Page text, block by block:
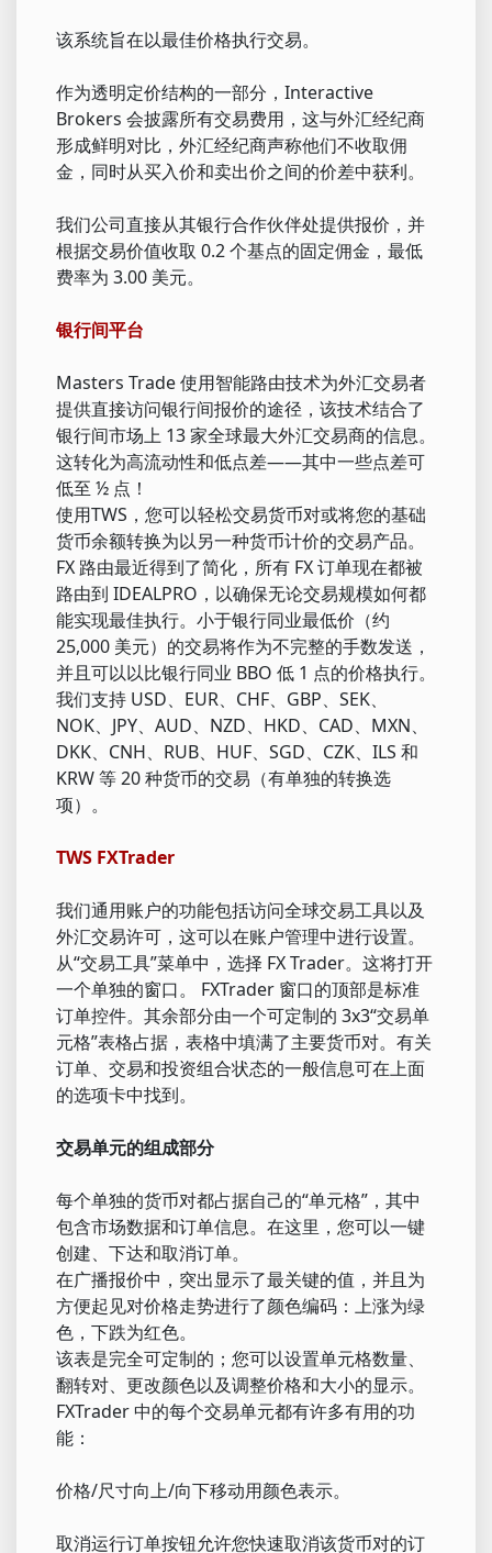
该系统旨在以最佳价格执行交易。
作为透明定价结构的一部分，Interactive
Brokers 会披露所有交易费用，这与外汇经纪商
形成鲜明对比，外汇经纪商声称他们不收取佣
金，同时从买入价和卖出价之间的价差中获利。
我们公司直接从其银行合作伙伴处提供报价，并
根据交易价值收取 0.2 个基点的固定佣金，最低
费率为 3.00 美元。
银行间平台
Masters Trade 使用智能路由技术为外汇交易者
提供直接访问银行间报价的途径，该技术结合了
银行间市场上 13 家全球最大外汇交易商的信息。
这转化为高流动性和低点差——其中一些点差可
低至 ½ 点！
使用TWS，您可以轻松交易货币对或将您的基础
货币余额转换为以另一种货币计价的交易产品。
FX 路由最近得到了简化，所有 FX 订单现在都被
路由到 IDEALPRO，以确保无论交易规模如何都
能实现最佳执行。小于银行同业最低价（约
25,000 美元）的交易将作为不完整的手数发送，
并且可以以比银行同业 BBO 低 1 点的价格执行。
我们支持 USD、EUR、CHF、GBP、SEK、
NOK、JPY、AUD、NZD、HKD、CAD、MXN、
DKK、CNH、RUB、HUF、SGD、CZK、ILS 和
KRW 等 20 种货币的交易（有单独的转换选
项）。
TWS FXTrader
我们通用账户的功能包括访问全球交易工具以及
外汇交易许可，这可以在账户管理中进行设置。
从“交易工具”菜单中，选择 FX Trader。这将打开
一个单独的窗口。 FXTrader 窗口的顶部是标准
订单控件。其余部分由一个可定制的 3x3“交易单
元格”表格占据，表格中填满了主要货币对。有关
订单、交易和投资组合状态的一般信息可在上面
的选项卡中找到。
交易单元的组成部分
每个单独的货币对都占据自己的“单元格”，其中
包含市场数据和订单信息。在这里，您可以一键
创建、下达和取消订单。
在广播报价中，突出显示了最关键的值，并且为
方便起见对价格走势进行了颜色编码：上涨为绿
色，下跌为红色。
该表是完全可定制的；您可以设置单元格数量、
翻转对、更改颜色以及调整价格和大小的显示。
FXTrader 中的每个交易单元都有许多有用的功
能：
价格/尺寸向上/向下移动用颜色表示。
取消运行订单按钮允许您快速取消该货币对的订